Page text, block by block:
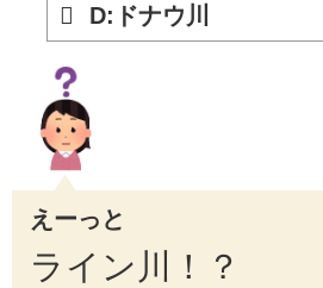
D:ドナウ川
えーっと
ライン川！？